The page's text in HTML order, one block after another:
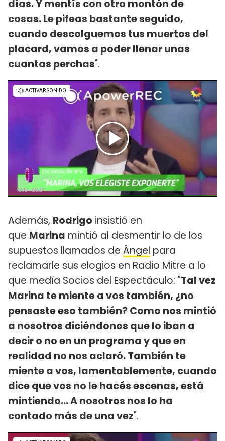
días. Y mentís con otro montón de
cosas. Le pifeas bastante seguido,
cuando descolguemos tus muertos del
placard, vamos a poder llenar unas
cuantas perchas".
Además, Rodrigo insistió en
que Marina mintió al desmentir lo de los
supuestos llamados de Ángel para
reclamarle sus elogios en Radio Mitre a lo
que medía Socios del Espectáculo: "Tal vez
Marina te miente a vos también, ¿no
pensaste eso también? Como nos mintió
a nosotros diciéndonos que lo iban a
decir o no en un programa y que en
realidad no nos aclaró. También te
miente a vos, lamentablemente, cuando
dice que vos no le hacés escenas, está
mintiendo... A nosotros nos lo ha
contado más de una vez".